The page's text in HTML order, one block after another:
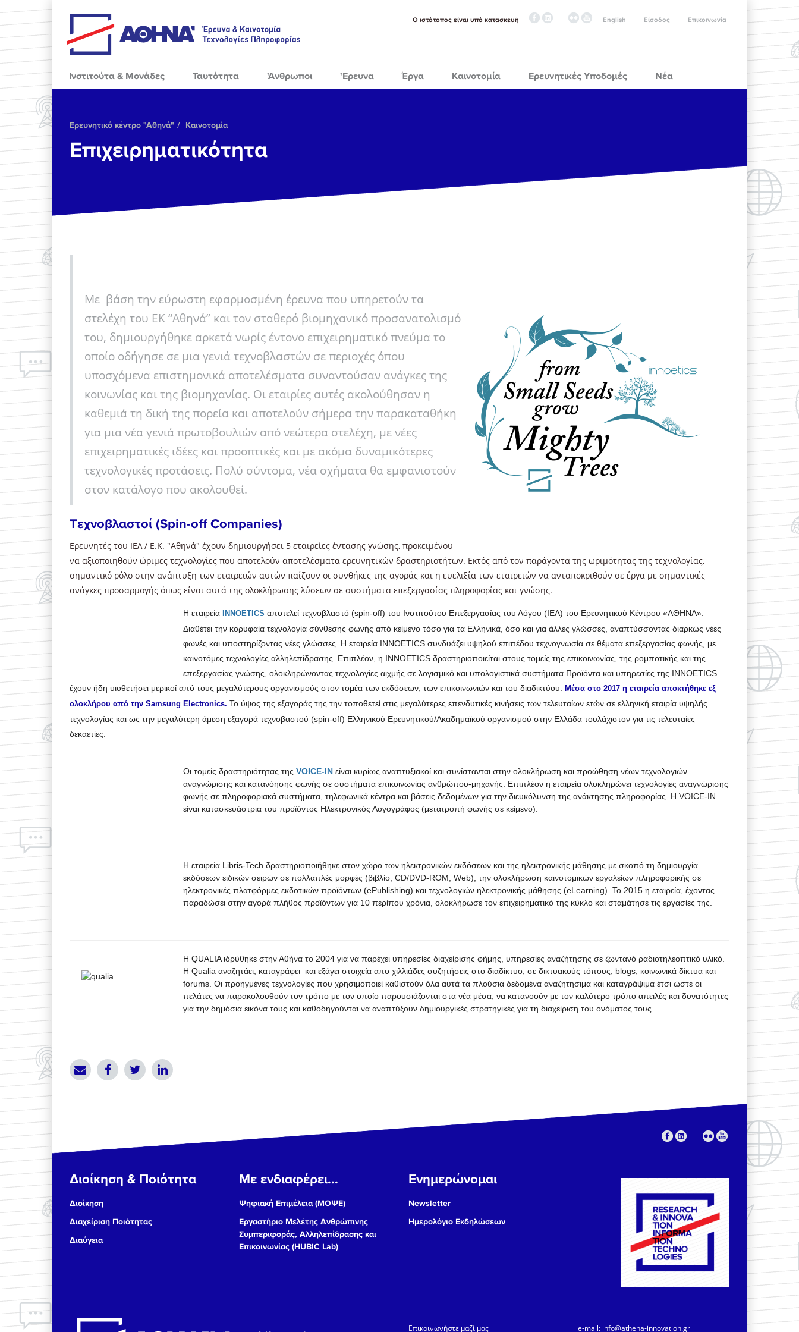
Skip to main content
Ο ιστότοπος είναι υπό κατασκευή Επικοινωνία
Είσοδος
English
Ινστιτούτα & Μονάδες Ταυτότητα 'Ανθρωποι 'Ερευνα Έργα Καινοτομία Ερευνητικές Υποδομές Νέα
Ερευνητικό κέντρο "Αθηνά" Καινοτομία
Επιχειρηματικότητα
Με βάση την εύρωστη εφαρμοσμένη έρευνα που υπηρετούν τα
στελέχη του ΕΚ “Αθηνά” και τον σταθερό βιομηχανικό προσανατολισμό
του, δημιουργήθηκε αρκετά νωρίς έντονο επιχειρηματικό πνεύμα το
οποίο οδήγησε σε μια γενιά τεχνοβλαστών σε περιοχές όπου
υποσχόμενα επιστημονικά αποτελέσματα συναντούσαν ανάγκες της
κοινωνίας και της βιομηχανίας. Οι εταιρίες αυτές ακολούθησαν η
καθεμιά τη δική της πορεία και αποτελούν σήμερα την παρακαταθήκη
για μια νέα γενιά πρωτοβουλιών από νεώτερα στελέχη, με νέες
επιχειρηματικές ιδέες και προοπτικές και με ακόμα δυναμικότερες
τεχνολογικές προτάσεις. Πολύ σύντομα, νέα σχήματα θα εμφανιστούν
στον κατάλογο που ακολουθεί.
Tεχνοβλαστοί (Spin-off Companies)
Ερευνητές του ΙΕΛ / Ε.Κ. "Αθηνά" έχουν δημιουργήσει 5 εταιρείες έντασης γνώσης, προκειμένου
να αξιοποιηθούν ώριμες τεχνολογίες που αποτελούν αποτελέσματα ερευνητικών δραστηριοτήτων. Εκτός από τον παράγοντα της ωριμότητας της τεχνολογίας,
σημαντικό ρόλο στην ανάπτυξη των εταιρειών αυτών παίζουν οι συνθήκες της αγοράς και η ευελιξία των εταιρειών να ανταποκριθούν σε έργα με σημαντικές
ανάγκες προσαρμογής όπως είναι αυτά της ολοκλήρωσης λύσεων σε συστήματα επεξεργασίας πληροφορίας και γνώσης.
Η εταιρεία INNOETICS αποτελεί τεχνοβλαστό (spin-off) του Ινστιτούτου Επεξεργασίας του Λόγου (ΙΕΛ) του Ερευνητικού Κέντρου «ΑΘΗΝΑ».
Διαθέτει την κορυφαία τεχνολογία σύνθεσης φωνής από κείμενο τόσο για τα Ελληνικά, όσο και για άλλες γλώσσες, αναπτύσσοντας διαρκώς νέες
φωνές και υποστηρίζοντας νέες γλώσσες. Η εταιρεία INNOETICS συνδυάζει υψηλού επιπέδου τεχνογνωσία σε θέματα επεξεργασίας φωνής, με
καινοτόμες τεχνολογίες αλληλεπίδρασης. Επιπλέον, η INNOETICS δραστηριοποιείται στους τομείς της επικοινωνίας, της ρομποτικής και της
επεξεργασίας γνώσης, ολοκληρώνοντας τεχνολογίες αιχμής σε λογισμικό και υπολογιστικά συστήματα Προϊόντα και υπηρεσίες της INNOETICS
έχουν ήδη υιοθετήσει μερικοί από τους μεγαλύτερους οργανισμούς στον τομέα των εκδόσεων, των επικοινωνιών και του διαδικτύου.
Μέσα στο 2017 η εταιρεία αποκτήθηκε εξ
ολοκλήρου από την Samsung Electronics. Το ύψος της εξαγοράς της την τοποθετεί στις μεγαλύτερες επενδυτικές κινήσεις των τελευταίων ετών σε ελληνική εταιρία υψηλής
τεχνολογίας και ως την μεγαλύτερη άμεση εξαγορά τεχνοβαστού (spin-off) Ελληνικού Ερευνητικού/Ακαδημαϊκού οργανισμού στην Ελλάδα τουλάχιστον για τις τελευταίες
δεκαετίες.
Οι τομείς δραστηριότητας της VOICE-IN είναι κυρίως αναπτυξιακοί και συνίστανται στην ολοκλήρωση και προώθηση νέων τεχνολογιών
αναγνώρισης και κατανόησης φωνής σε συστήματα επικοινωνίας ανθρώπου-μηχανής. Επιπλέον η εταιρεία ολοκληρώνει τεχνολογίες αναγνώρισης
φωνής σε πληροφοριακά συστήματα, τηλεφωνικά κέντρα και βάσεις δεδομένων για την διευκόλυνση της ανάκτησης πληροφορίας. Η VOICE-IN
είναι κατασκευάστρια του προϊόντος Ηλεκτρονικός Λογογράφος (μετατροπή φωνής σε κείμενο).
Η εταιρεία Libris-Tech δραστηριοποιήθηκε στον χώρο των ηλεκτρονικών εκδόσεων και της ηλεκτρονικής μάθησης με σκοπό τη δημιουργία
εκδόσεων ειδικών σειρών σε πολλαπλές μορφές (βιβλίο, CD/DVD-ROM, Web), την ολοκλήρωση καινοτομικών εργαλείων πληροφορικής σε
ηλεκτρονικές πλατφόρμες εκδοτικών προϊόντων (ePublishing) και τεχνολογιών ηλεκτρονικής μάθησης (eLearning). To 2015 η εταιρεία, έχοντας
παραδώσει στην αγορά πλήθος προϊόντων για 10 περίπου χρόνια, ολοκλήρωσε τον επιχειρηματικό της κύκλο και σταμάτησε τις εργασίες της.
Η QUALIA ιδρύθηκε στην Αθήνα το 2004 για να παρέχει υπηρεσίες διαχείρισης φήμης, υπηρεσίες αναζήτησης σε ζωντανό ραδιοτηλεοπτικό υλικό.
Η Qualia αναζητάει, καταγράφει και εξάγει στοιχεία απο χιλλιάδες συζητήσεις στο διαδίκτυο, σε δικτυακούς τόπους, blogs, κοινωνικά δίκτυα και
forums. Οι προηγμένες τεχνολογίες που χρησιμοποιεί καθιστούν όλα αυτά τα πλούσια δεδομένα αναζητησιμα και καταγράψιμα έτσι ώστε οι
πελάτες να παρακολουθούν τον τρόπο με τον οποίο παρουσιάζονται στα νέα μέσα, να κατανοούν με τον καλύτερο τρόπο απειλές και δυνατότητες
για την δημόσια εικόνα τους και καθοδηγούνται να αναπτύξουν δημιουργικές στρατηγικές για τη διαχείριση του ονόματος τους.
Διοίκηση & Ποιότητα
Διοίκηση
Διαχείριση Ποιότητας
Διαύγεια
Με ενδιαφέρει...
Ψηφιακή Επιμέλεια (ΜΟΨΕ)
Εργαστήριο Μελέτης Ανθρώπινης
Συμπεριφοράς, Αλληλεπίδρασης και
Επικοινωνίας (HUBIC Lab)
Ενημερώνομαι
Newsletter
Ημερολόγιο Εκδηλώσεων
Eπικοινωνήστε μαζί μας e-mail: info@athena-innovation.gr